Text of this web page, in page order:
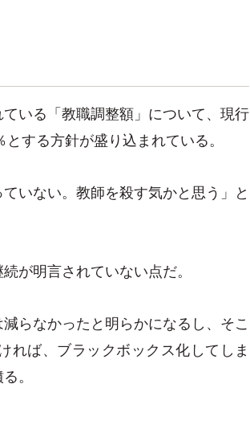
いる「教職調整額」について、現行
する方針が盛り込まれている。
いない。教師を殺す気かと思う」と
が明言されていない点だ。
らなかったと明らかになるし、そこ
れば、ブラックボックス化してしま
。